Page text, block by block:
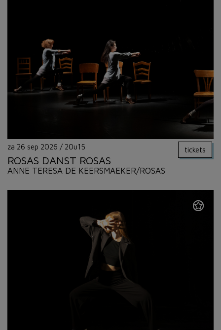
za 26 sep 2026 / 20u15 tickets
ROSAS DANST ROSAS
ANNE TERESA DE KEERSMAEKER/ROSAS